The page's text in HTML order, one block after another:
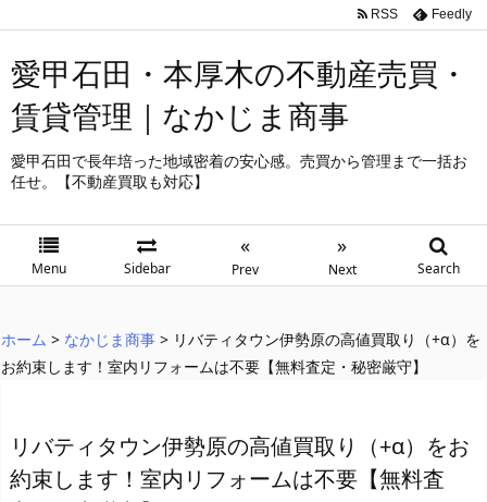
愛甲石田・本厚木の不動産売買・
賃貸管理｜なかじま商事
愛甲石田で長年培った地域密着の安心感。売買から管理まで一括お
任せ。【不動産買取も対応】
Menu Sidebar
«
Prev
»
Next Search
RSS Feedly
ホーム > なかじま商事 > リバティタウン伊勢原の高値買取り（+α）を
お約束します！室内リフォームは不要【無料査定・秘密厳守】
リバティタウン伊勢原の高値買取り（+α）をお
約束します！室内リフォームは不要【無料査